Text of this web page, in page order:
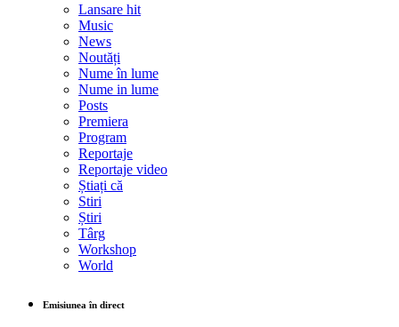
Lansare hit
Music
News
Noutăți
Nume în lume
Nume in lume
Posts
Premiera
Program
Reportaje
Reportaje video
Știați că
Stiri
Știri
Târg
Workshop
World
Emisiunea în direct